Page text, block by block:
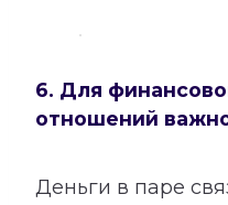
6. Для
отношений
Деньги в паре